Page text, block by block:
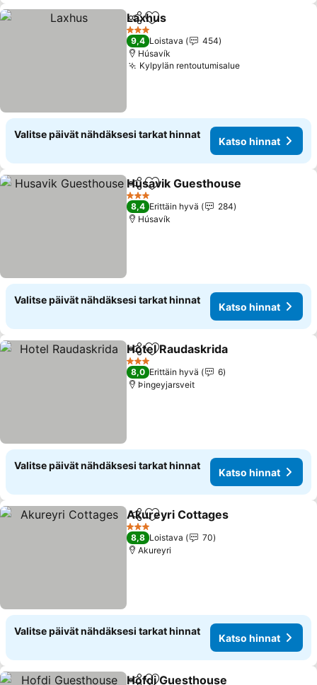
Jaa Lisää suosikkeihin
Laxhus
3 Tähtiluokitus
9,4 Loistava
454
Húsavík
Kylpylän rentoutumisalueKatso hinnat
Valitse päivät nähdäksesi tarkat hinnat
Katso hinnat
Jaa Lisää suosikkeihin
Husavik Guesthouse
3 Tähtiluokitus
8,4 Erittäin hyvä
284
Húsavík
Valitse päivät nähdäksesi tarkat hinnat
Katso hinnat
Jaa Lisää suosikkeihin
Hotel Raudaskrida
3 Tähtiluokitus
8,0 Erittäin hyvä
6
Þingeyjarsveit
Valitse päivät nähdäksesi tarkat hinnat
Katso hinnat
Jaa Lisää suosikkeihin
Akureyri Cottages
3 Tähtiluokitus
8,8 Loistava
70
Akureyri
Valitse päivät nähdäksesi tarkat hinnat
Katso hinnat
Hofdi Guesthouse